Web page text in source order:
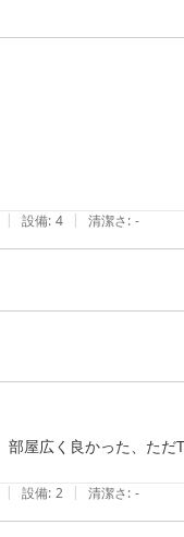
| 設備: 4 | 清潔さ: -
屋広く良かった、ただ
| 設備: 2 | 清潔さ: -